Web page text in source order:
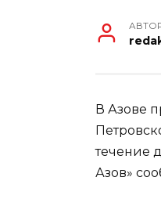
В Азове
течение
Азов»